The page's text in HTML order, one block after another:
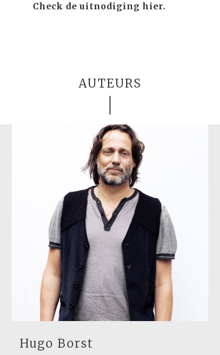
Check de uitnodiging hier.
AUTEURS
Hugo Borst